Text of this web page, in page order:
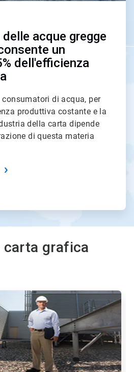
acque gregge
un
dell'efficienza
di acqua, per
produttiva costante e la
della carta dipende
di questa materia
carta grafica